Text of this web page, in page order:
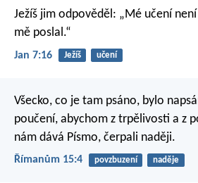
Ježíš jim odpověděl: „Mé učení
mě poslal.“
Jan 7:16 Ježíš učení
Všecko, co je tam psáno, bylo
poučení, abychom z trpělivosti a z
nám dává Písmo, čerpali naději.
Římanům 15:4 povzbuzení naděje